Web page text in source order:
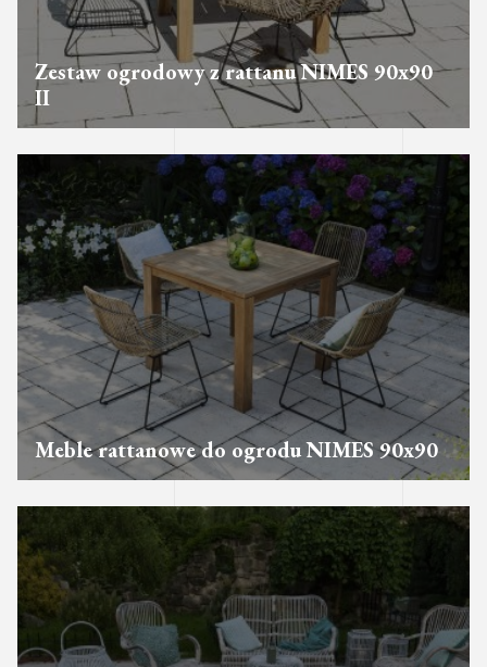
Zestaw ogrodowy z rattanu NIMES 90x90
II
Meble rattanowe do ogrodu NIMES 90x90